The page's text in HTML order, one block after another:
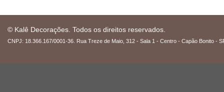
© Kalê Decorações. Todos os direitos reservados.
CNPJ: 18.366.167/0001-36. Rua Treze de Maio, 312 - Sala 1 - Centro - Capão Bonito -